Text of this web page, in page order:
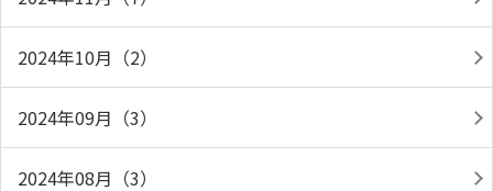
2024年10月（2）
2024年09月（3）
2024年08月（3）